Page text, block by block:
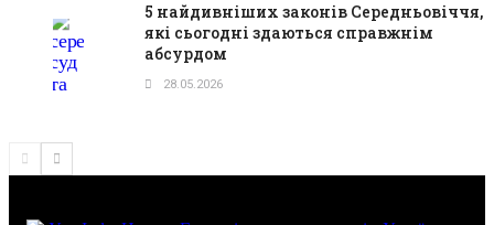
5 найдивніших законів Середньовіччя,
які сьогодні здаються справжнім
абсурдом
28.05.2026